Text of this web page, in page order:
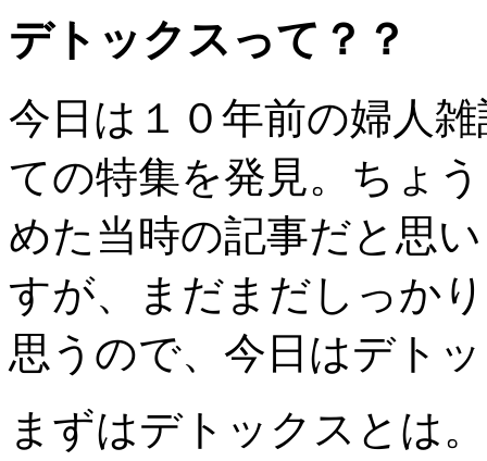
デトックスって？？
今日は１０年前の婦人
ての特集を発見。ちょ
めた当時の記事だと思
すが、まだまだしっか
思うので、今日はデト
まずはデトックスとは